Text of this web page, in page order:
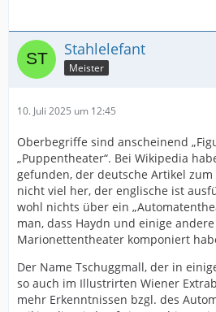
Stahlelefant
Meister
10. Juli 2025 um 12:45
Oberbegriffe sind anscheinend
„Puppentheater“. Bei Wikipedia
gefunden, der deutsche Artikel
nicht viel her, der englische ist
wohl nichts über ein
man, dass Haydn und einige
Marionettentheater komponiert
Der Name Tschuggmall, der in
so auch im Illustrirten Wiener
mehr Erkenntnissen bzgl. des